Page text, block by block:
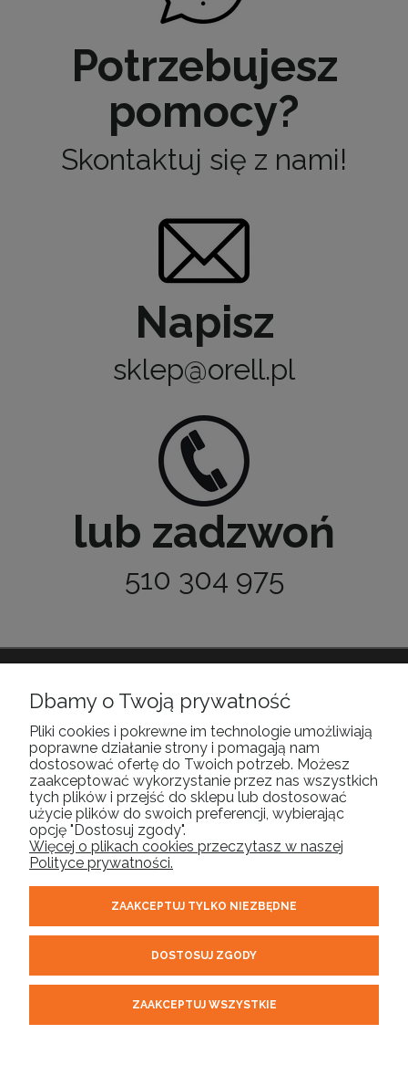
Potrzebujesz
pomocy?
Skontaktuj się z nami!
Napisz
sklep@orell.pl
lub zadzwoń
510 304 975
POMOC
MOJE KONTO
PŁATNOŚCI I DOSTAWA
INFORMACJE
O NAS
ORELL | tel.510 304 975| email:sklep@orell.pl| ul. Cukrowa 10F,
REGON: 320711503
Dbamy o Twoją prywatność
Pliki cookies i pokrewne im technologie umożliwiają
poprawne działanie strony i pomagają nam
dostosować ofertę do Twoich potrzeb. Możesz
zaakceptować wykorzystanie przez nas wszystkich
tych plików i przejść do sklepu lub dostosować
użycie plików do swoich preferencji, wybierając
opcję "Dostosuj zgody".
Więcej o plikach cookies przeczytasz w naszej
Polityce prywatności.
ZAAKCEPTUJ TYLKO NIEZBĘDNE
DOSTOSUJ ZGODY
ZAAKCEPTUJ WSZYSTKIE